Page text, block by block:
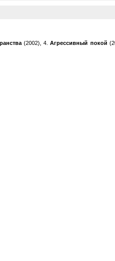
(2002), 4.Агрессивный покой